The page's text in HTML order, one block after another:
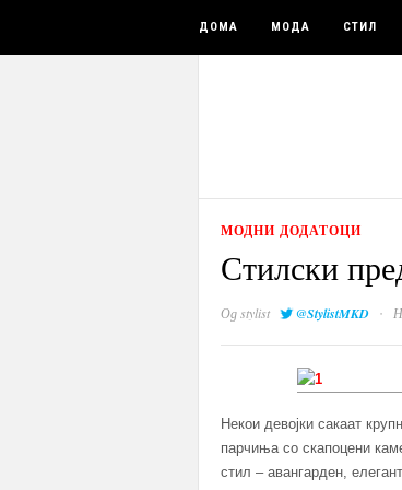
ДОМА МОДА СТИЛ
МОДНИ ДОДАТОЦИ
Стилски
Одstylist @StylistMKD ·
Некои девојки сакаат
парчиња со скапоцени
стил – авангарден,